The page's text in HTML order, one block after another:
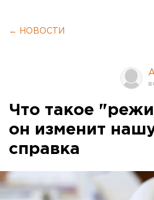
← НОВОСТИ
Что такое
он изменит
справка